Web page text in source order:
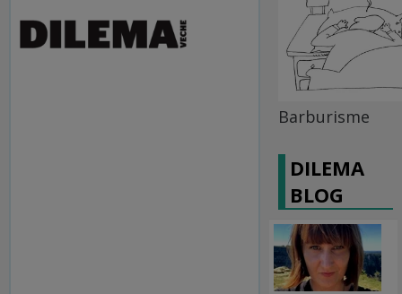
Barburisme
DILEMA
BLOG